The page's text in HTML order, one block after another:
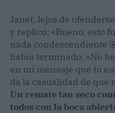
Janet, lejos de
y replicó: «Bueno, esto
nada condescendiente
había terminado: «No
en mi mensaje que tú
da la casualidad de que
Un remate tan seco
todos con la boca